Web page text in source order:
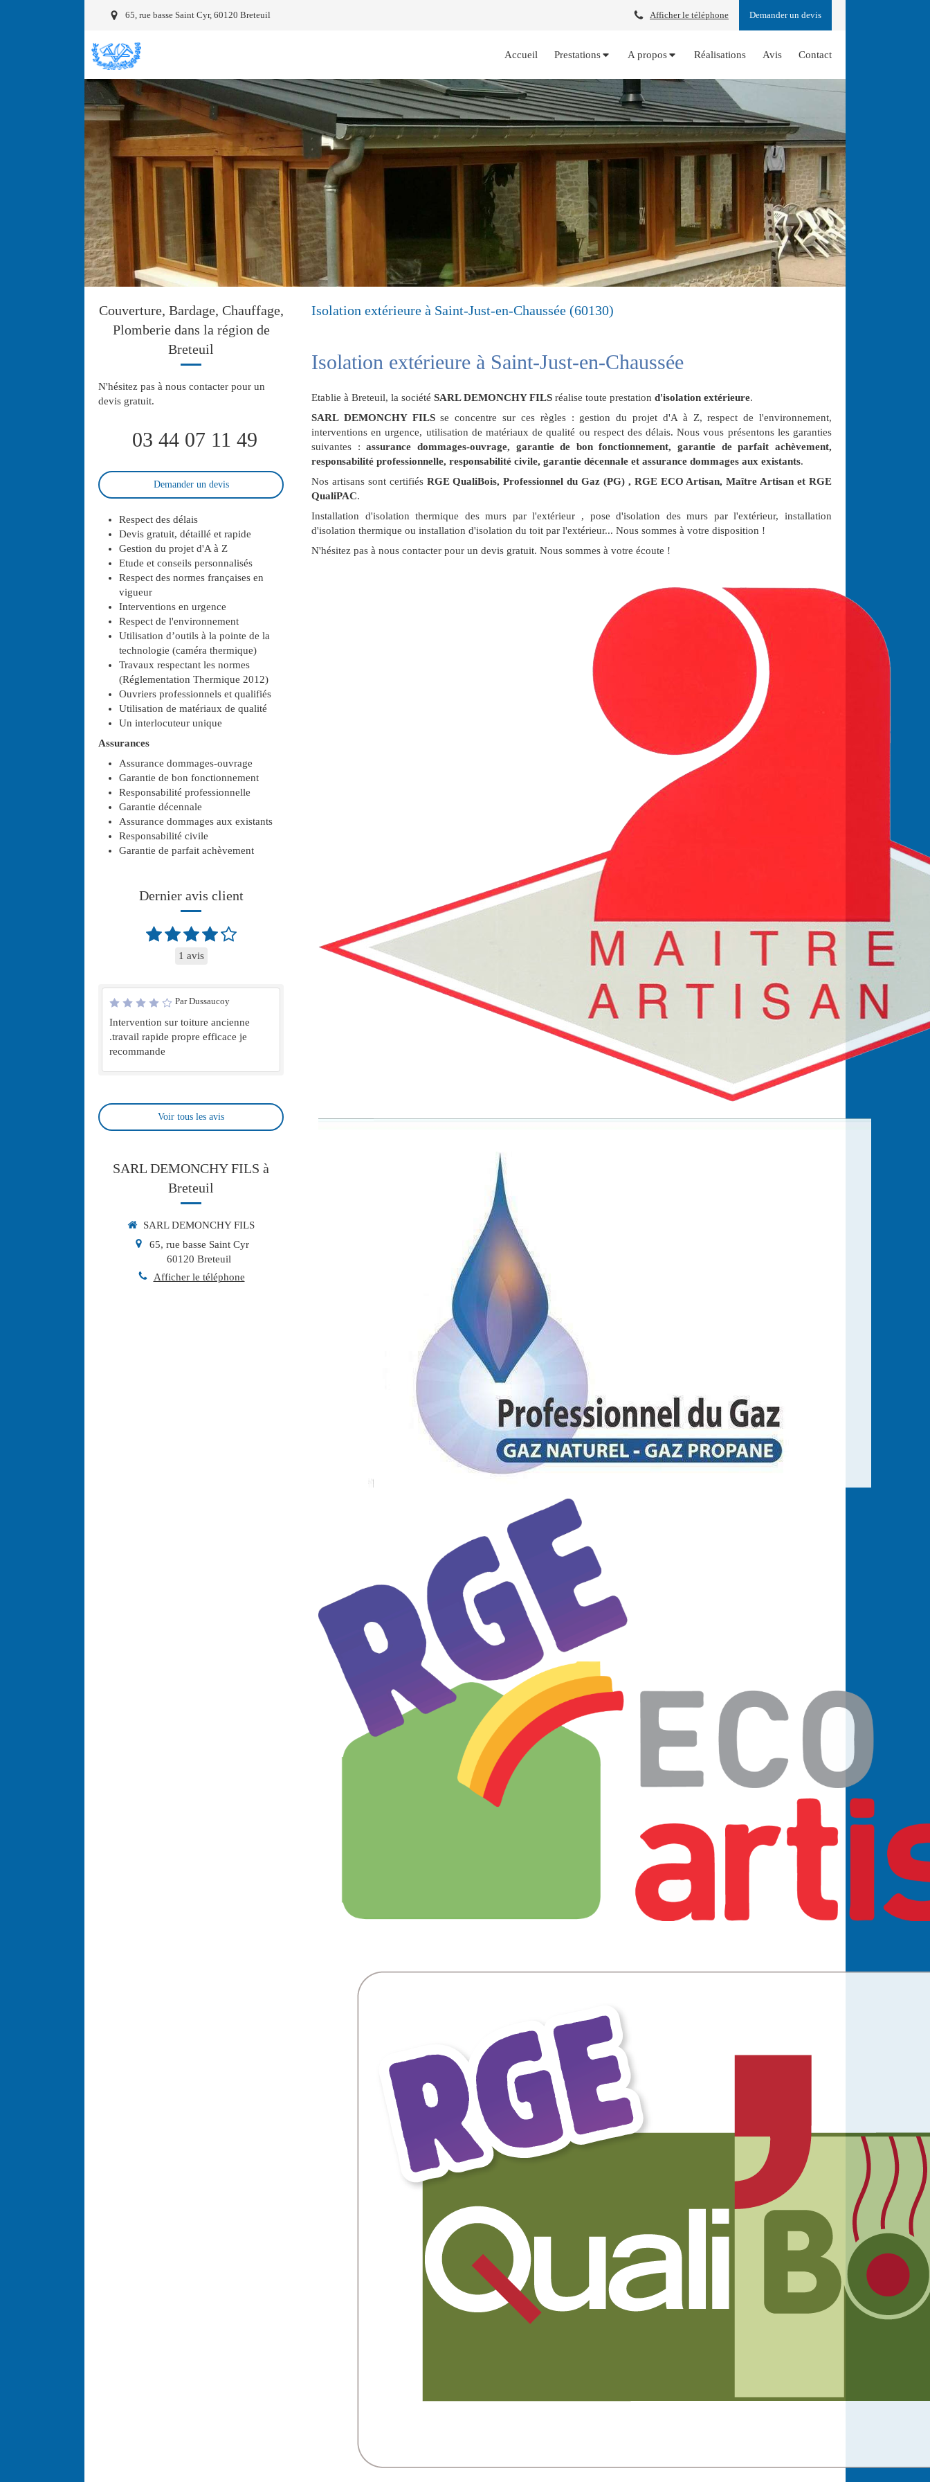
65, rue basse Saint Cyr, 60120 Breteuil Demander un devis
Afficher le téléphone
Accueil Prestations A propos Réalisations Avis Contact
Isolation extérieure à Saint-Just-en-Chaussée (60130)
Isolation extérieure à Saint-Just-en-Chaussée
Etablie à Breteuil, la société SARL DEMONCHY FILS réalise toute prestation d'isolation extérieure.
SARL DEMONCHY FILSse concentre sur ces règles : gestion du projet d'A à Z, respect de l'environnement,
interventions en urgence, utilisation de matériaux de qualité ou respect des délais. Nous vous présentons les garanties
suivantes :assurance dommages-ouvrage, garantie de bon fonctionnement, garantie de parfait achèvement,
responsabilité professionnelle, responsabilité civile, garantie décennale et assurance dommages aux existants.
Nos artisans sont certifiés RGE QualiBois, Professionnel du Gaz (PG) , RGE ECO Artisan, Maître Artisan et RGE
QualiPAC.
Installation d'isolation thermique des murs par l'extérieur , pose d'isolation des murs par l'extérieur, installation
d'isolation thermique ou installation d'isolation du toit par l'extérieur... Nous sommes à votre disposition !
N'hésitez pas à nous contacter pour un devis gratuit. Nous sommes à votre écoute !
Couverture, Bardage, Chauffage,
Plomberie dans la région de
Breteuil
N'hésitez pas à nous contacter pour un
devis gratuit.
03 44 07 11 49
Demander un devis
Respect des délais
Devis gratuit, détaillé et rapide
Gestion du projet d'A à Z
Etude et conseils personnalisés
Respect des normes françaises en
vigueur
Interventions en urgence
Respect de l'environnement
Utilisation d’outils à la pointe de la
technologie (caméra thermique)
Travaux respectant les normes
(Réglementation Thermique 2012)
Ouvriers professionnels et qualifiés
Utilisation de matériaux de qualité
Un interlocuteur unique
Assurances
Assurance dommages-ouvrage
Garantie de bon fonctionnement
Responsabilité professionnelle
Garantie décennale
Assurance dommages aux existants
Responsabilité civile
Garantie de parfait achèvement
Dernier avis client
1 avis
Par Dussaucoy
Intervention sur toiture ancienne
.travail rapide propre efficace je
recommande
Voir tous les avis
SARL DEMONCHY FILS à
Breteuil
SARL DEMONCHY FILS
65, rue basse Saint Cyr
60120 Breteuil
Afficher le téléphone